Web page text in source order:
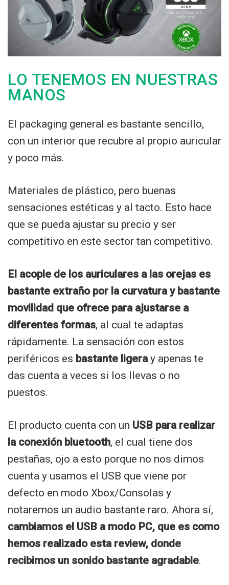
LO TENEMOS EN NUESTRAS
MANOS
El packaging general es bastante sencillo,
con un interior que recubre al propio auricular
y poco más.
Materiales de plástico, pero buenas
sensaciones estéticas y al tacto. Esto hace
que se pueda ajustar su precio y ser
competitivo en este sector tan competitivo.
El acople de los auriculares a las orejas es
bastante extraño por la curvatura y bastante
movilidad que ofrece para ajustarse a
diferentes formas, al cual te adaptas
rápidamente. La sensación con estos
periféricos es bastante ligeray apenas te
das cuenta a veces si los llevas o no
puestos.
El producto cuenta con un USB para realizar
la conexión bluetooth, el cual tiene dos
pestañas, ojo a esto porque no nos dimos
cuenta y usamos el USB que viene por
defecto en modo Xbox/Consolas y
notaremos un audio bastante raro. Ahora sí,
cambiamos el USB a modo PC, que es como
hemos realizado esta review, donde
recibimos un sonido bastante agradable.